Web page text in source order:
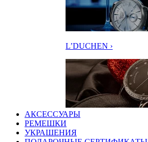
L’DUCHEN ›
АКСЕССУАРЫ
РЕМЕШКИ
УКРАШЕНИЯ